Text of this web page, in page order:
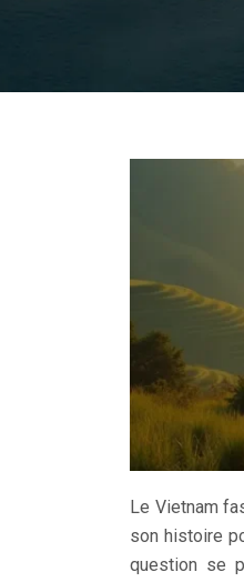
Le Vietnam
son histoire
question se